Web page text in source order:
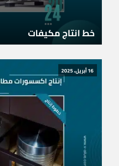
خط انتاج مكيفات
16 أبريل، 2025